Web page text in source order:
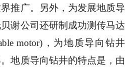
推广。另外，为发展地质导
谢公司还研制成功测传马达
motor)，为地质导向钻井
地质导向钻井的特点是，由